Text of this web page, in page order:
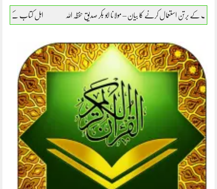
بیان – مولانا ابو بکر صدیق حفظہ اللہ اہل کتاب کے برتن استعمال کرنے کا بیان –